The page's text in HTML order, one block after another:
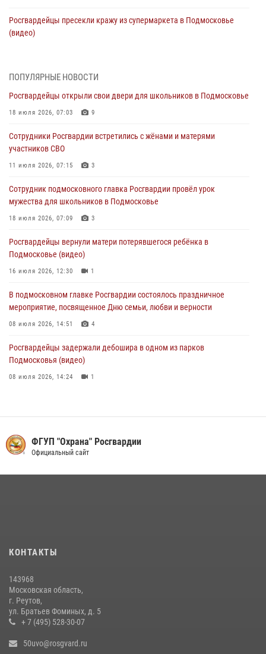
Росгвардейцы пресекли кражу из супермаркета в Подмосковье
(видео)
Росгвардейцы пресекли кражу сантехники, совершённую
03 августа 2026, 14:57
крупную сумму в Подмосковье
31 июля 2026, 14:00
действиях в Подмосковье (видео)
31 июля 2026, 09:30
(видео)
30 июля 2026, 08:10
ПОПУЛЯРНЫЕ НОВОСТИ
Росгвардейцы открыли свои двери для школьников в Подмосковье
18 июля 2026, 07:03 9
Сотрудники Росгвардии встретились с жёнами и матерями
участников СВО
11 июля 2026, 07:15 3
Сотрудник подмосковного главка Росгвардии провёл урок
мужества для школьников в Подмосковье
18 июля 2026, 07:09 3
Росгвардейцы вернули матери потерявшегося ребёнка в
Подмосковье (видео)
16 июля 2026, 12:30 1
В подмосковном главке Росгвардии состоялось праздничное
мероприятие, посвященное Дню семьи, любви и верности
08 июля 2026, 14:51 4
Росгвардейцы задержали дебошира в одном из парков
Подмосковья (видео)
08 июля 2026, 14:24 1
В Подмосковье росгвардейцы задержали мужчину, пугавшего
13 июля 2026, 14:14
ФГУП "Охрана" Росгвардии
Официальный сайт
КОНТАКТЫ
143968
Московская область,
г. Реутов,
ул. Братьев Фоминых, д. 5
+ 7 (495) 528-30-07
50uvo@rosgvard.ru